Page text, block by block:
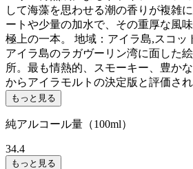
して海藻を思わせる潮の香りが複雑
ートや少量の加水で、その重厚な風
極上の一本。 地域：アイラ島,スコッ
アイラ島のラガヴーリン湾に面した
所。最も情熱的、スモーキー、豊か
からアイラモルトの決定版と評価され
もっと見る
純アルコール量（100ml）
34.4
もっと見る